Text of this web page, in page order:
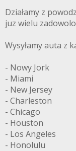
Działamy z
juz wielu
Wysyłamy auta z
- Nowy Jork
- Miami
- New Jersey
- Charleston
- Chicago
- Houston
- Los Angeles
- Honolulu